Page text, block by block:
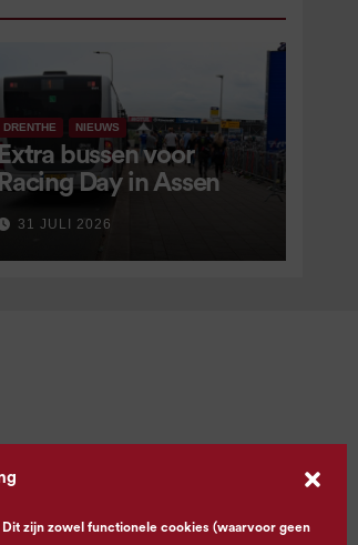
zijn zowel functionele cookies (waarvoor geen
DRENTHE NIEUWS
bussen voor
Racing Day in Assen
31 JULI 2026